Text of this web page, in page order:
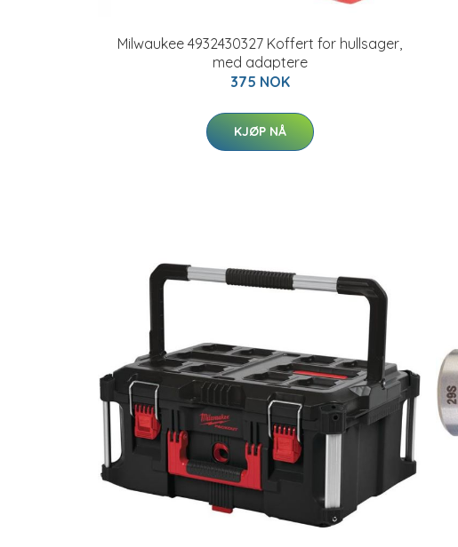
Milwaukee 4932430327 Koffert for hullsager,
med adaptere
375 NOK
KJØP NÅ